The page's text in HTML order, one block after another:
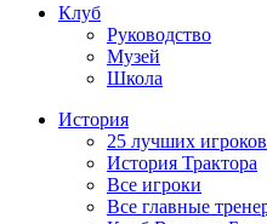
Клуб
Руководство
Музей
Школа
История
25 лучших
История Трактора
Все игроки
Все главные